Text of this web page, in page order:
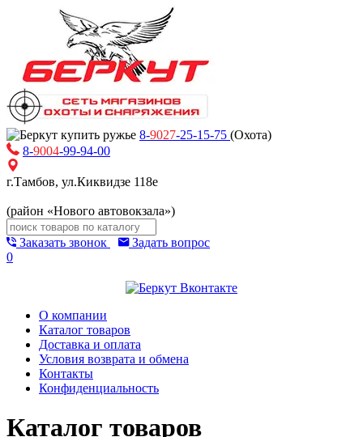
8-9027-25-15-75 (Охота)
8-9004-99-94-00
г.Тамбов, ул.Киквидзе 118е
(район «Нового автовокзала»)
Заказать звонок
Задать вопрос
0
О компании
Каталог товаров
Доставка и оплата
Условия возврата и обмена
Контакты
Конфиденциальность
Каталог товаров